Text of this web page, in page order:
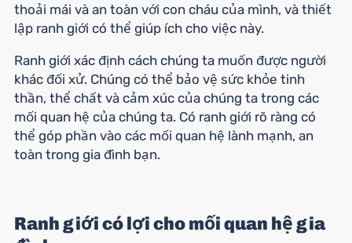
thoải mái và an toàn với con cháu của mình, và thiết
lập ranh giới có thể giúp ích cho việc này.
Ranh giới xác định cách chúng ta muốn được người
khác đối xử. Chúng có thể bảo vệ sức khỏe tinh
thần, thể chất và cảm xúc của chúng ta trong các
mối quan hệ của chúng ta. Có ranh giới rõ ràng có
thể góp phần vào các mối quan hệ lành mạnh, an
toàn trong gia đình bạn.
Ranh giới có lợi cho mối quan hệ gia